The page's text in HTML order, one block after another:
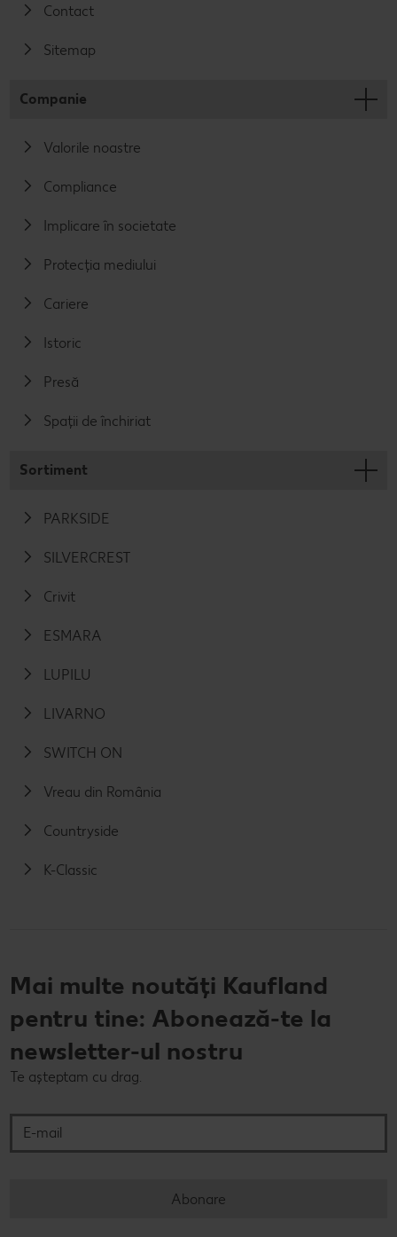
Contact
Sitemap
Companie
Valorile noastre
Compliance
Implicare în societate
Protecția mediului
Cariere
Istoric
Presă
Spații de închiriat
Sortiment
PARKSIDE
SILVERCREST
Crivit
ESMARA
LUPILU
LIVARNO
SWITCH ON
Vreau din România
Countryside
K-Classic
Mai multe noutăți Kaufland
pentru tine: Abonează-te la
newsletter-ul nostru
Te așteptam cu drag.
Abonare